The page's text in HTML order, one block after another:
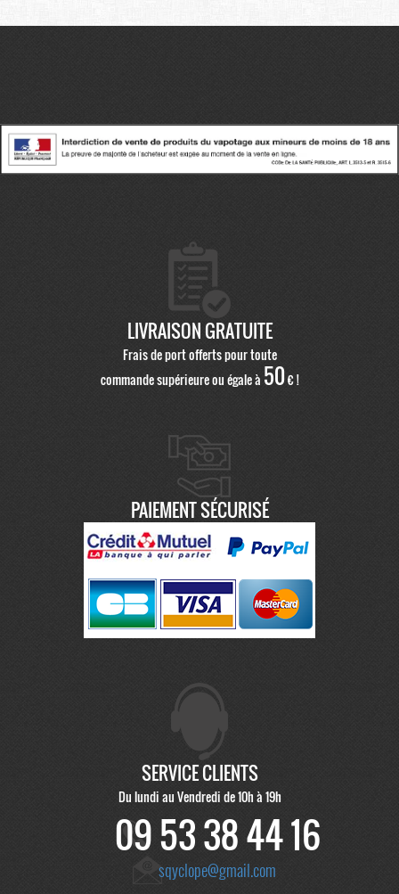
LIVRAISON GRATUITE
Frais de port offerts pour toute
commande supérieure ou égale à 50€ !
PAIEMENT SÉCURISÉ
SERVICE CLIENTS
Du lundi au Vendredi de 10h à 19h
09 53 38 44 16
sqyclope@gmail.com